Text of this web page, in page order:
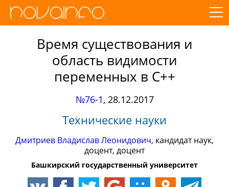
Время существования и
область видимости
переменных в C++
№76-1, 28.12.2017
Технические науки
Дмитриев Владислав Леонидович, кандидат наук,
доцент, доцент
Башкирский государственный университет